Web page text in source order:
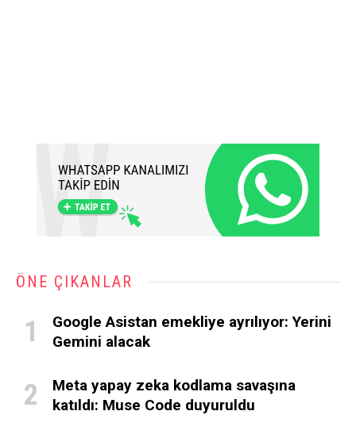
ÖNE ÇIKANLAR
Google Asistan emekliye ayrılıyor: Yerini
Gemini alacak
Meta yapay zeka kodlama savaşına
katıldı: Muse Code duyuruldu